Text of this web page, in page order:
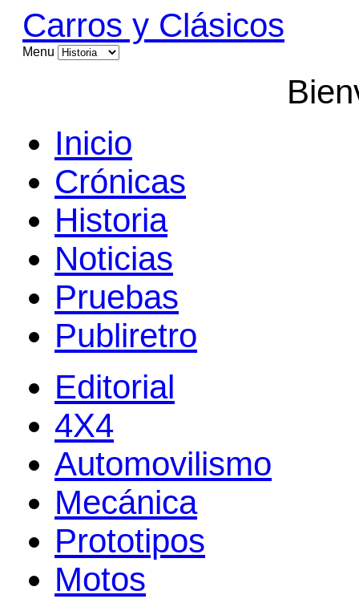
Carros y Clásicos
Menu
Inicio
Crónicas
Historia
Noticias
Pruebas
Publiretro
Editorial
4X4
Automovilismo
Mecánica
Prototipos
Motos